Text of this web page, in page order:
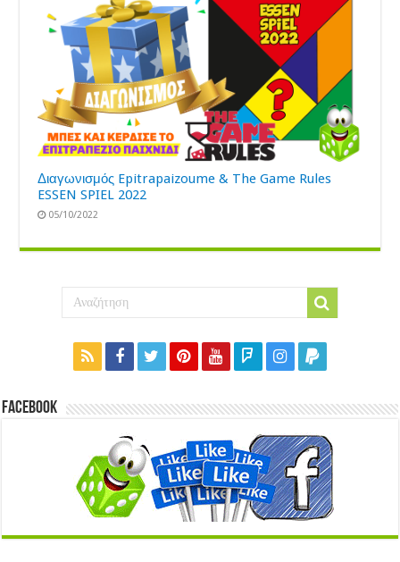
Διαγωνισμός Epitrapaizoume & The Game Rules
ESSEN SPIEL 2022
05/10/2022
Facebook